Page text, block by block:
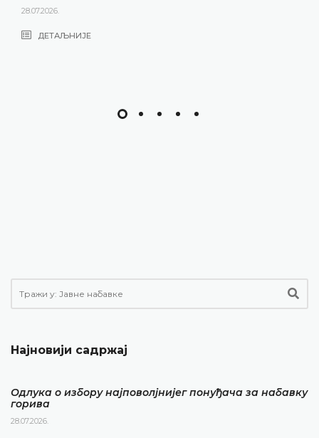
28.07.2026.
ДЕТАЉНИЈЕ
Најновији садржај
Одлука о избору најповолјнијег понуђача за набавку
горива
28.07.2026.